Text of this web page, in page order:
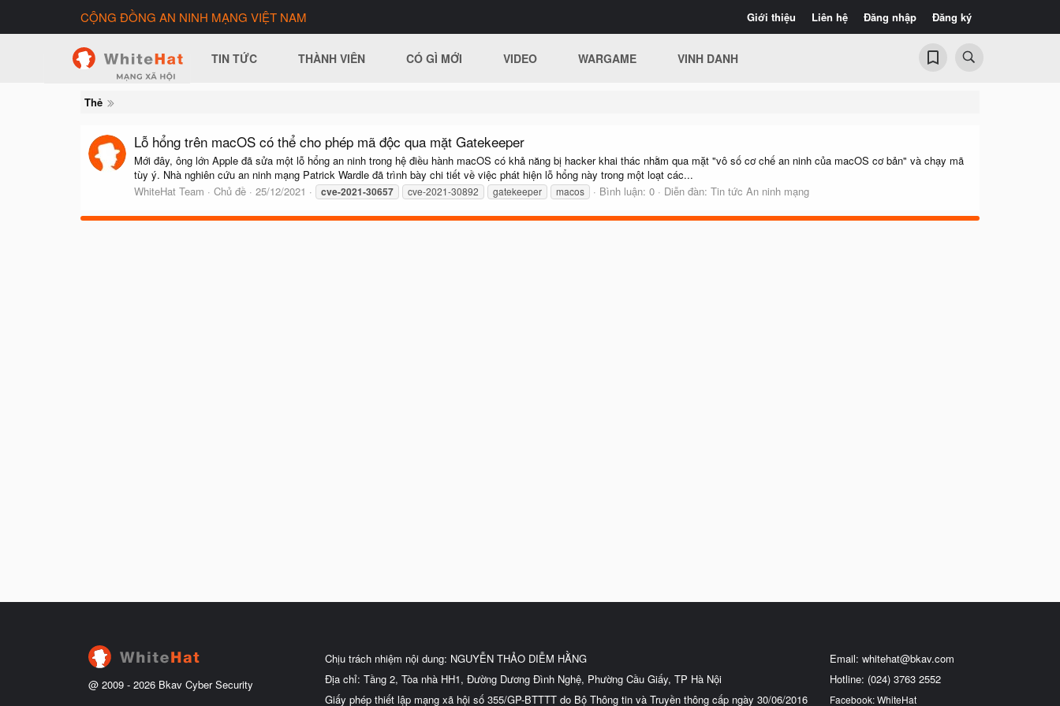
Giới thiệu Liên hệ Đăng nhập Đăng ký
CỘNG ĐỒNG AN NINH MẠNG VIỆT NAM
TIN TỨC THÀNH VIÊN CÓ GÌ MỚI VIDEO WARGAME VINH DANH
Thẻ
Lỗ hổng trên macOS có thể cho phép mã độc qua mặt Gatekeeper
Mới đây, ông lớn Apple đã sửa một lỗ hổng an ninh trong hệ điều hành macOS có khả năng bị hacker khai thác nhằm qua mặt "vô số cơ chế an ninh của macOS cơ bản" và chạy mã
tùy ý. Nhà nghiên cứu an ninh mạng Patrick Wardle đã trình bày chi tiết về việc phát hiện lỗ hổng này trong một loạt các...
WhiteHat Team
Chủ đề 25/12/2021 cve-2021-30657 cve-2021-30892 gatekeeper macos Bình luận: 0 Diễn đàn: Tin tức An ninh mạng
@ 2009 - 2026 Bkav Cyber Security
Chịu trách nhiệm nội dung: NGUYỄN THẢO DIỄM HẰNG
Địa chỉ: Tầng 2, Tòa nhà HH1, Đường Dương Đình Nghệ, Phường Cầu Giấy, TP Hà Nội
Giấy phép thiết lập mạng xã hội số 355/GP-BTTTT do Bộ Thông tin và Truyền thông cấp ngày 30/06/2016
Email: whitehat@bkav.com
Hotline: (024) 3763 2552
Facebook: WhiteHat